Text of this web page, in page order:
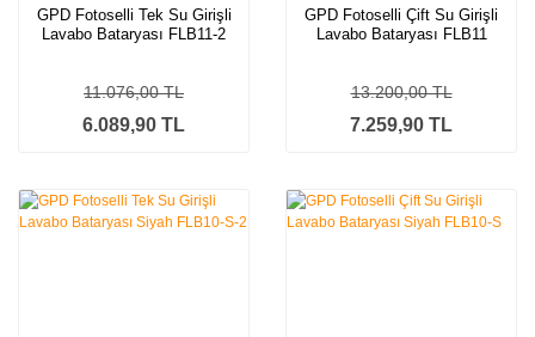
GPD Fotoselli Tek Su Girişli
Lavabo Bataryası FLB11-2
6.089,90 TL
11.076,00 TL
GPD Fotoselli Çift Su Girişli
Lavabo Bataryası FLB11
7.259,90 TL
13.200,00 TL